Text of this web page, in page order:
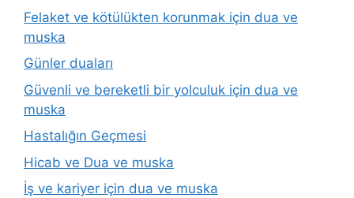
Felaket ve kötülükten korunmak için dua ve
muska
Günler duaları
Güvenli ve bereketli bir yolculuk için dua ve
muska
Hastalığın Geçmesi
Hicab ve Dua ve muska
İş ve kariyer için dua ve muska